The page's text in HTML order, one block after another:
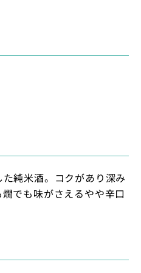
純米酒。コクがあり深み
でも味がさえるやや辛口